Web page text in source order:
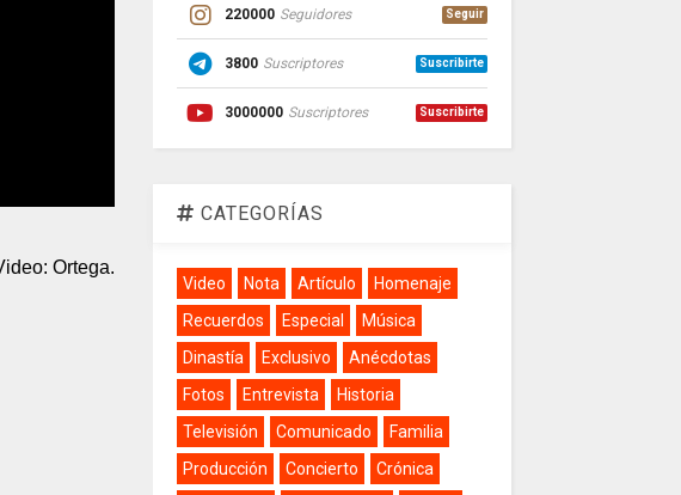
Ortega.
220000 Seguidores Seguir
3800 Suscriptores Suscribirte
3000000 Suscriptores Suscribirte
CATEGORÍAS
Video Nota Artículo
Homenaje
Recuerdos
Especial
Música
Dinastía
Exclusivo
Anécdotas
Fotos
Entrevista
Historia
Televisión
Comunicado
Familia
Producción
Concierto
Crónica